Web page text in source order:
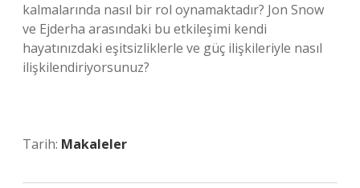
kalmalarında nasıl bir rol oynamaktadır? Jon Snow
ve Ejderha arasındaki bu etkileşimi kendi
hayatınızdaki eşitsizliklerle ve güç ilişkileriyle nasıl
ilişkilendiriyorsunuz?
Tarih: Makaleler